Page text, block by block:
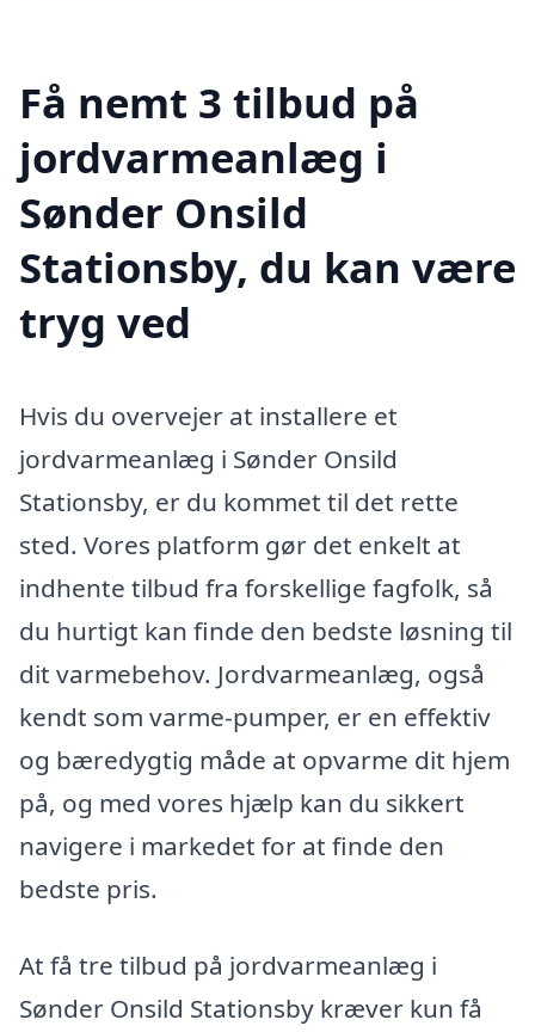
Få nemt 3 tilbud på
jordvarmeanlæg i
Sønder Onsild
Stationsby, du kan være
tryg ved
Hvis du overvejer at installere et
jordvarmeanlæg i Sønder Onsild
Stationsby, er du kommet til det rette
sted. Vores platform gør det enkelt at
indhente tilbud fra forskellige fagfolk, så
du hurtigt kan finde den bedste løsning til
dit varmebehov. Jordvarmeanlæg, også
kendt som varme-pumper, er en effektiv
og bæredygtig måde at opvarme dit hjem
på, og med vores hjælp kan du sikkert
navigere i markedet for at finde den
bedste pris.
At få tre tilbud på jordvarmeanlæg i
Sønder Onsild Stationsby kræver kun få